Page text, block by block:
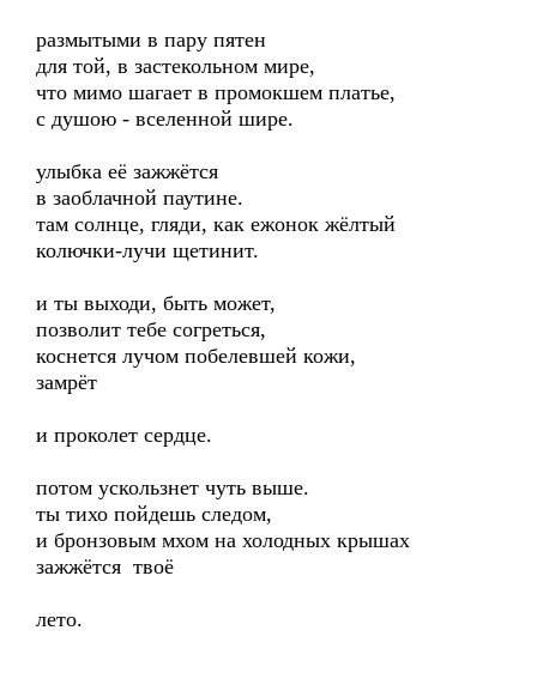
размытыми в пару пятен
для той, в застекольном мире,
что мимо шагает в промокшем платье,
с душою - вселенной шире.
улыбка её зажжётся
в заоблачной паутине.
там солнце, гляди, как ежонок жёлтый
колючки-лучи щетинит.
и ты выходи, быть может,
позволит тебе согреться,
коснется лучом побелевшей кожи,
замрёт
и проколет сердце.
потом ускользнет чуть выше.
ты тихо пойдешь следом,
и бронзовым мхом на холодных крышах
зажжётся твоё
лето.